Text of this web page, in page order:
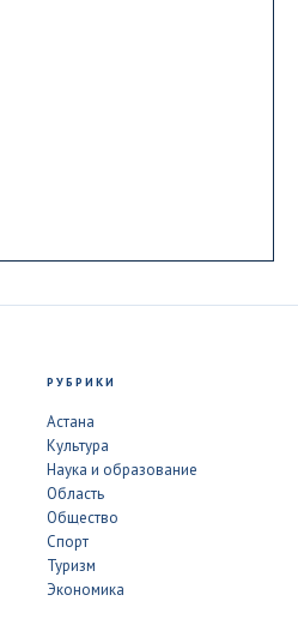
РУБРИКИ
Астана
Культура
Наука и образование
Область
Общество
Спорт
Туризм
Экономика